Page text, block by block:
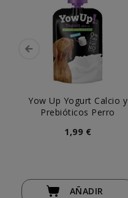
Yow Up Yogurt Calcio y
Prebióticos Perro
1,99 €
AÑADIR